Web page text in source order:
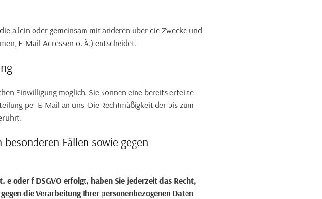
allein oder gemeinsam mit anderen über die Zwecke und
E-Mail-Adressen o. Ä.) entscheidet.
Einwilligung möglich. Sie können eine bereits erteilte
per E-Mail an uns. Die Rechtmäßigkeit der bis zum
Fällen sowie gegen
oder f DSGVO erfolgt, haben Sie jederzeit das Recht,
die Verarbeitung Ihrer personenbezogenen Daten